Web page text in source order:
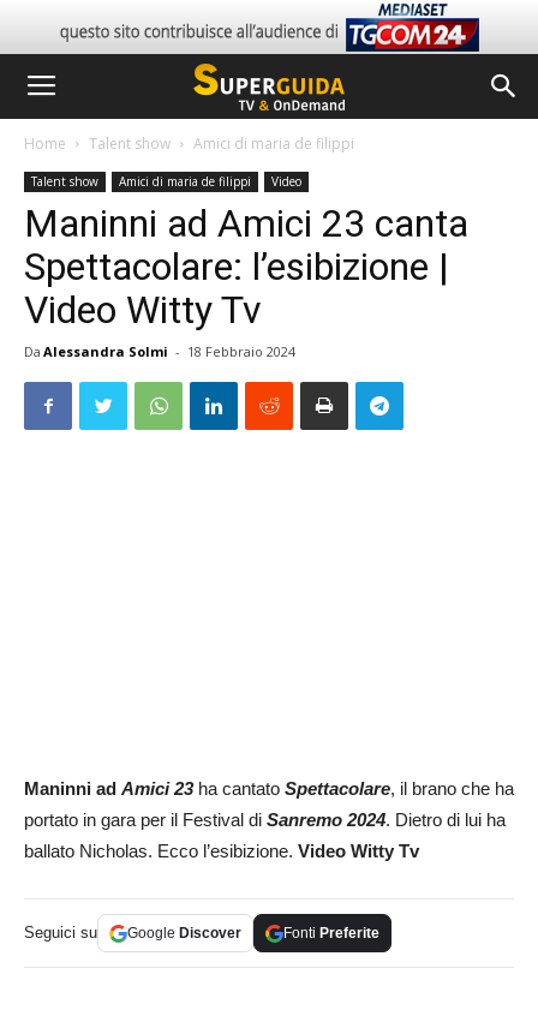
Home Talent show Amici di maria de filippi
Talent show Amici di maria de filippi Video
Maninni ad Amici 23 canta
Spettacolare: l’esibizione |
Video Witty Tv
Da Alessandra Solmi - 18 Febbraio 2024
Maninni ad Amici 23ha cantato Spettacolare, il brano che ha
portato in gara per il Festival di Sanremo 2024. Dietro di lui ha
ballato Nicholas. Ecco l’esibizione. Video Witty Tv
Seguici su Google Discover Fonti Preferite